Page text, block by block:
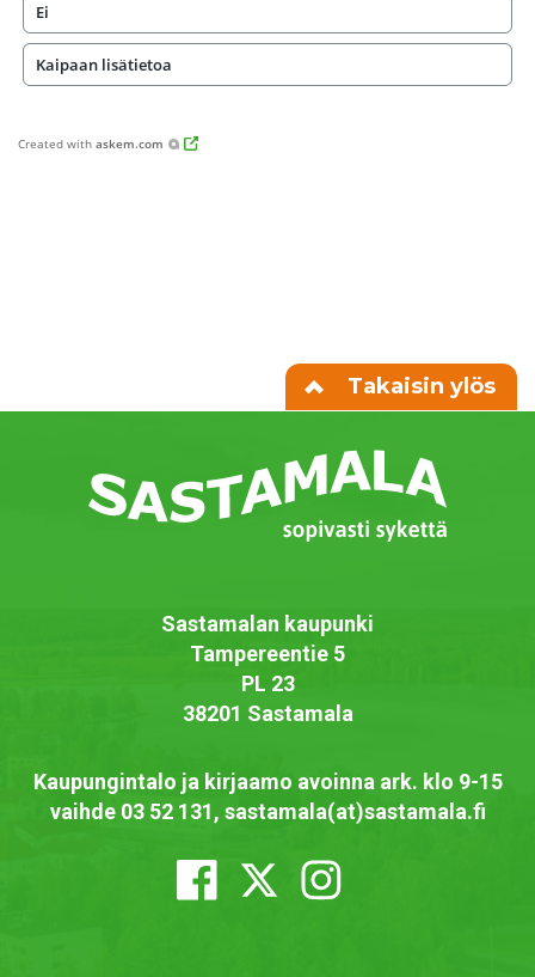
Ei
Kaipaan lisätietoa
Created with askem.com
Takaisin ylös
Sastamalan kaupunki
Tampereentie 5
PL 23
38201 Sastamala
Kaupungintalo ja kirjaamo avoinna ark. klo 9-15
vaihde 03 52 131, sastamala(at)sastamala.fi